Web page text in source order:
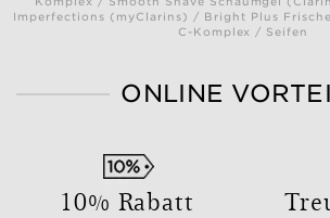
Imperfections (myClarins) / Bright Plus
C-Komplex / Seifen
ONLINE
10% Rabatt